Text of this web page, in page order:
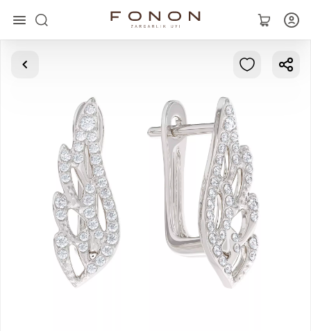
Asosiy
Kolleksiyalar
Ziraklar
Bilaguzuklar
Kulonlar